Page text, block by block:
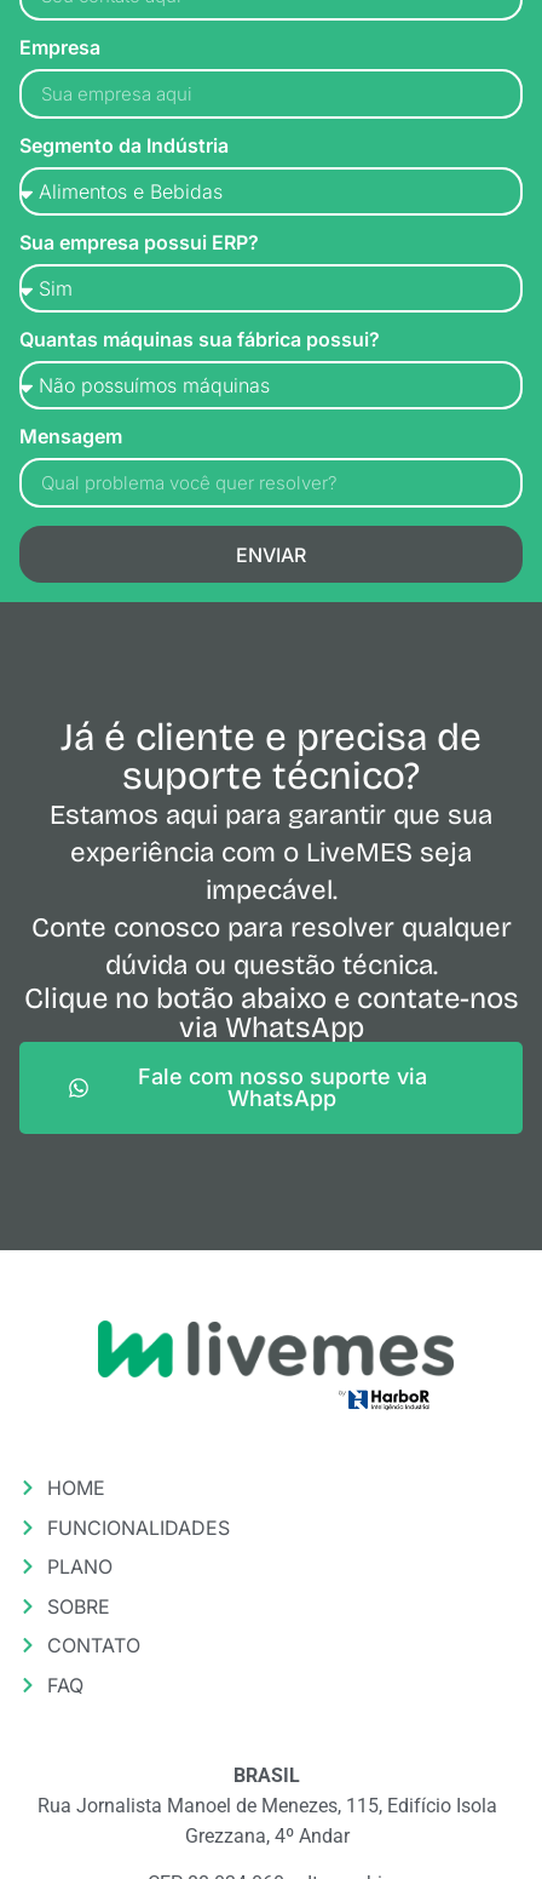
Empresa
Segmento da Indústria
Sua empresa possui ERP?
Quantas máquinas sua fábrica possui?
Mensagem
ENVIAR
Já é cliente e precisa de
suporte técnico?
Estamos aqui para garantir que sua
experiência com o LiveMES seja
impecável.
Conte conosco para resolver qualquer
dúvida ou questão técnica.
Clique no botão abaixo e contate-nos
via WhatsApp
Fale com nosso suporte via
WhatsApp
HOME
FUNCIONALIDADES
PLANO
SOBRE
CONTATO
FAQ
BRASIL
Rua Jornalista Manoel de Menezes, 115, Edifício Isola
Grezzana, 4º Andar